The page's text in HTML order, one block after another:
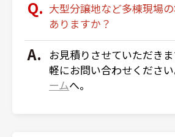
大型分譲地など多棟現場
ありますか？
お見積りさせていただき
軽にお問い合わせください
ームへ。